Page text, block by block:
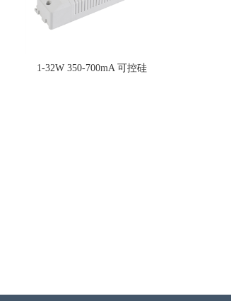
1-32W 350-700mA 可控硅